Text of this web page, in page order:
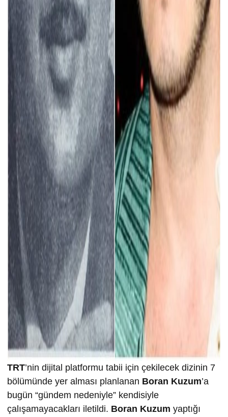
TRT’nin dijital platformu tabii için çekilecek dizinin 7
bölümünde yer alması planlanan Boran Kuzum’a
bugün “gündem nedeniyle” kendisiyle
çalışamayacakları iletildi. Boran Kuzum yaptığı